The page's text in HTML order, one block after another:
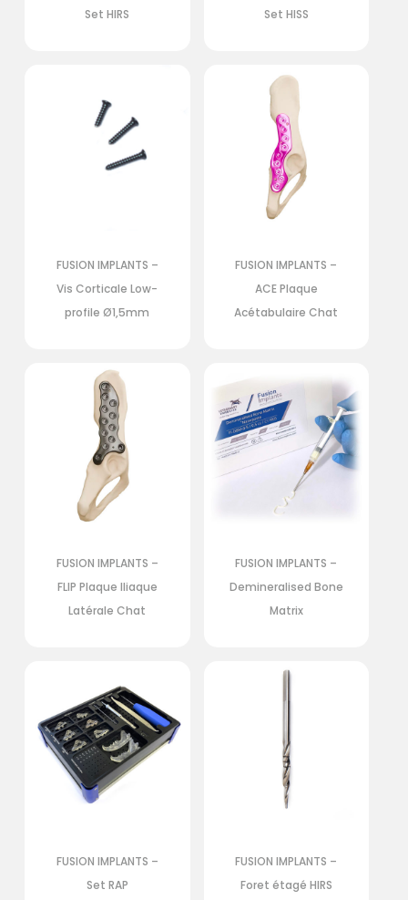
Votre panier est vide.
Set HIRS
Set HISS
FUSION IMPLANTS –
Vis Corticale Low-
profile Ø1,5mm
FUSION IMPLANTS –
ACE Plaque
Acétabulaire Chat
FUSION IMPLANTS –
FLIP Plaque Iliaque
Latérale Chat
FUSION IMPLANTS –
Demineralised Bone
Matrix
FUSION IMPLANTS –
Set RAP
FUSION IMPLANTS –
Foret étagé HIRS